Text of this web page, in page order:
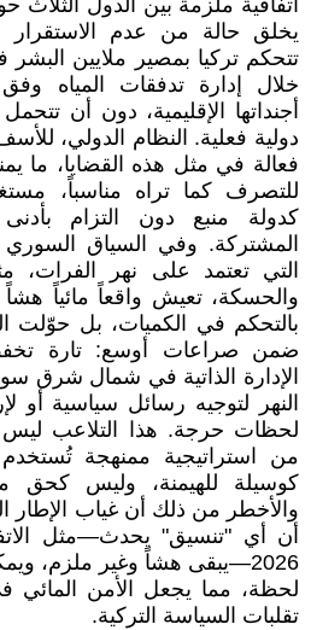
اتفاقية ملزمة بين الدول الثلاث
يخلق حالة من عدم الاستقرار
تتحكم تركيا بمصير ملايين
خلال إدارة تدفقات المياه وفق
أجنداتها الإقليمية، دون أن
دولية فعلية. النظام الدولي،
فعالة في مثل هذه القضايا، ما
للتصرف كما تراه مناسباً،
كدولة منبع دون التزام
المشتركة. وفي السياق السوري
التي تعتمد على نهر الفرات،
والحسكة، تعيش واقعاً مائياً هشاً
بالتحكم في الكميات، بل حوّلت
ضمن صراعات أوسع: تارة
الإدارة الذاتية في شمال شرق
النهر لتوجيه رسائل سياسية أو
لحظات حرجة. هذا التلاعب ليس
من استراتيجية ممنهجة تُستخدم
كوسيلة للهيمنة، وليس كحق
والأخطر من ذلك أن غياب الإطار
أن أي "تنسيق" يحدث—مثل
2026—يبقى هشاً وغير ملزم،
لحظة، مما يجعل الأمن
تقلبات السياسة التركية.